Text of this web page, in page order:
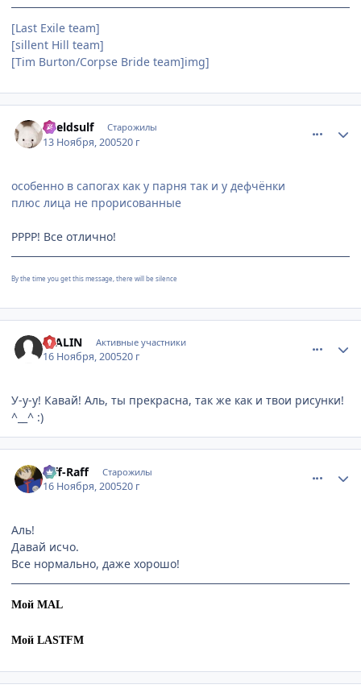
[Last Exile team]
[sillent Hill team]
[Tim Burton/Сorpse Bride team]img]
Kveldsulf Старожилы
13 Ноября, 200520 г
особенно в сапогах как у парня так и у дефчёнки
плюс лица не прорисованные
РРРР! Все отлично!
By the time you get this message, there will be silence
STALIN Активные участники
16 Ноября, 200520 г
У-y-у! Кавай! Аль, ты прекрасна, так же как и твои рисунки!
^__^ :)
Riff-Raff Старожилы
16 Ноября, 200520 г
Аль!
Давай исчо.
Все нормально, даже хорошо!
Мой MAL
Мой LASTFM